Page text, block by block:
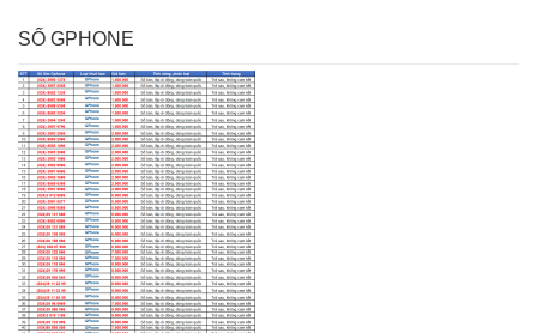
SỐ GPHONE